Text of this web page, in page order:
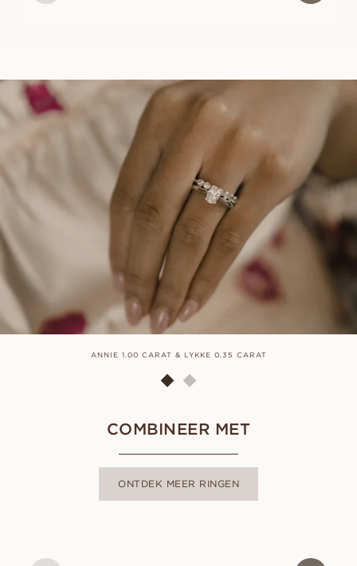
ANNIE 1.00 CARAT & LYKKE 0.35 CARAT
COMBINEER MET
ONTDEK MEER RINGEN